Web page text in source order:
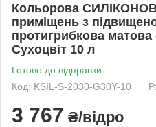
Кольорова
приміщень з
протигрибкова
Сухоцвіт 10 л
Готово до відправки
Код: KSIL-S-2030-G30Y-10
3 767 ₴/відро